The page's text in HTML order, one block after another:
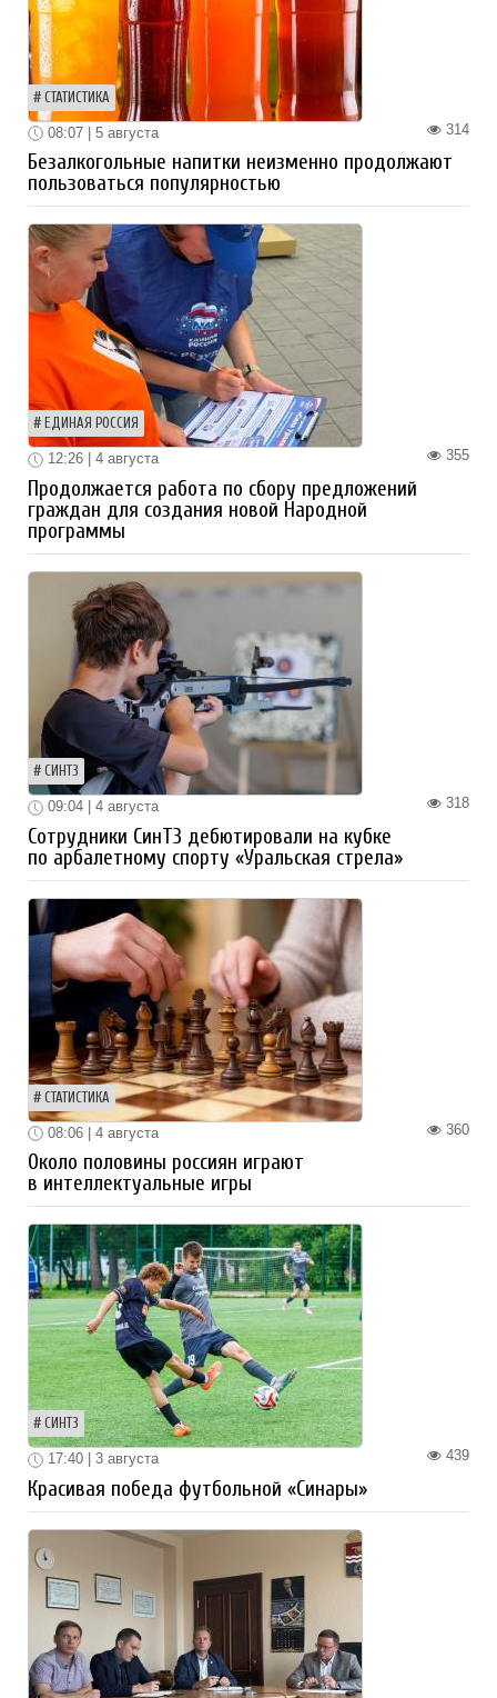
СТАТИСТИКА
314
08:07 | 5 августа
Безалкогольные напитки неизменно продолжают
пользоваться популярностью
ЕДИНАЯ РОССИЯ
355
12:26 | 4 августа
Продолжается работа по сбору предложений
граждан для создания новой Народной
программы
СИНТЗ
318
09:04 | 4 августа
Сотрудники СинТЗ дебютировали на кубке
по арбалетному спорту «Уральская стрела»
СТАТИСТИКА
360
08:06 | 4 августа
Около половины россиян играют
в интеллектуальные игры
СИНТЗ
439
17:40 | 3 августа
Красивая победа футбольной «Синары»